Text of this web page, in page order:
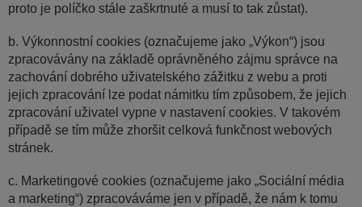
proto je políčko stále zaškrtnuté a musí to tak zůstat).
b. Výkonnostní cookies (označujeme jako „Výkon“) jsou
zpracovávány na základě oprávněného zájmu správce na
zachování dobrého uživatelského zážitku z webu a proti
jejich zpracování lze podat námitku tím způsobem, že jejich
zpracování uživatel vypne v nastavení cookies. V takovém
případě se tím může zhoršit celková funkčnost webových
stránek.
c. Marketingové cookies (označujeme jako „Sociální média
a marketing“) zpracováváme jen v případě, že nám k tomu